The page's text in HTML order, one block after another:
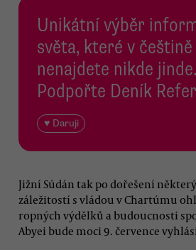
Unikátní výběr
světa, které v češtině
nenajdete nikde jinde.
Podpořte Deník
♥ Daruji
Jižní Súdán tak po dořešení
záležitostí s vládou v Chartúmu
ropných výdělků a budoucnosti
Abyei bude moci 9. července